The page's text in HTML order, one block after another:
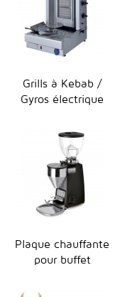
Grills à Kebab /
Gyros électrique
Plaque chauffante
pour buffet